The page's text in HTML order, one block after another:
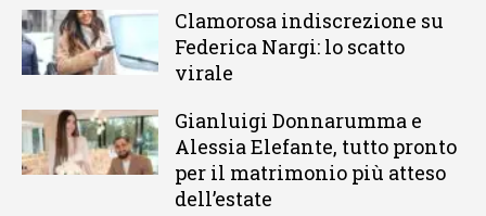
Clamorosa indiscrezione su
Federica Nargi: lo scatto
virale
Gianluigi Donnarumma e
Alessia Elefante, tutto pronto
per il matrimonio più atteso
dell’estate